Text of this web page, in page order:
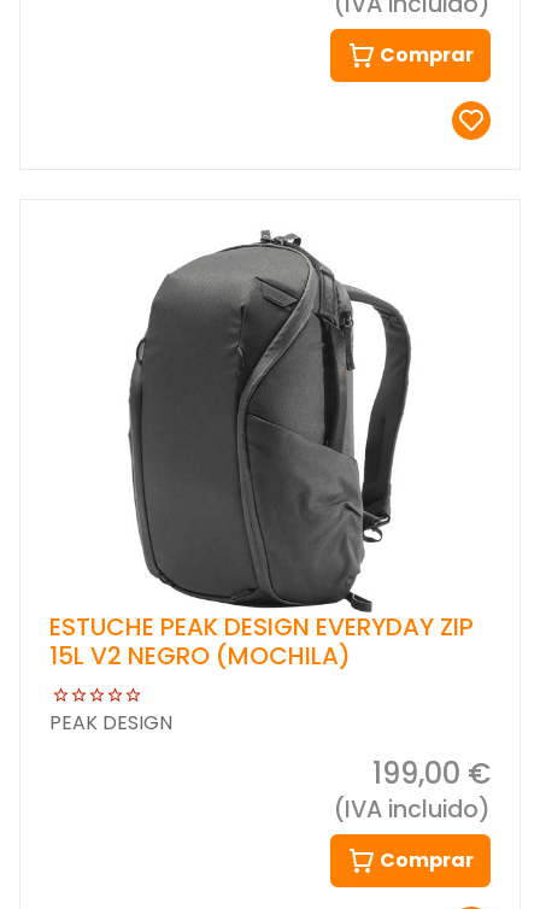
Comprar
ESTUCHE PEAK DESIGN EVERYDAY ZIP
15L V2 NEGRO (MOCHILA)
PEAK DESIGN
199,00 €
(IVA incluido)
Comprar